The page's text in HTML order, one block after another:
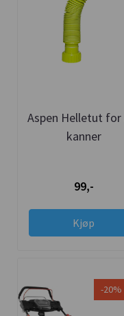
Aspen Helletut for
kanner
99,-
Kjøp
-20%